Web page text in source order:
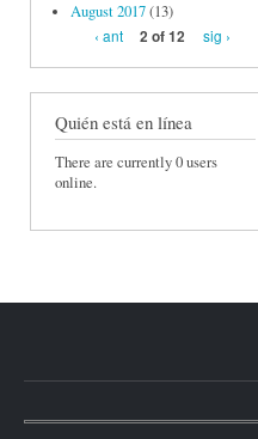
August 2017(13)
‹ ant
2 of 12 sig ›
Quién está en línea
There are currently 0 users
online.